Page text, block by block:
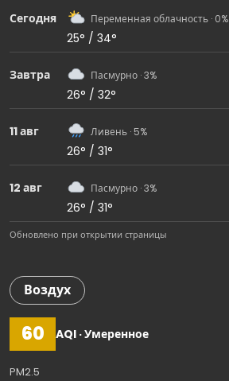
Сегодня Переменная облачность · 0%
25° / 34°
Завтра Пасмурно · 3%
26° / 32°
11 авг Ливень · 5%
26° / 31°
12 авг Пасмурно · 3%
26° / 31°
Обновлено при открытии страницы
Воздух
60 AQI · Умеренное
PM2.5